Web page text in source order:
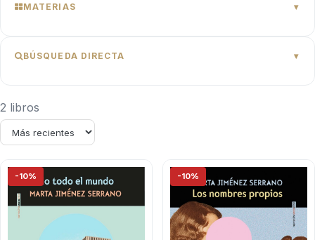
MATERIAS
BÚSQUEDA DIRECTA
2 libros
-10% -10%